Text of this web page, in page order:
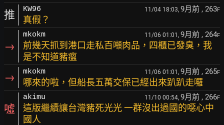
推 KW96 11/04 18:03, 9月前 , 263F
真假？
→
mkokm 11/06 01:01, 9月前 , 264F
前幾天抓到港口走私百噸肉品，四櫃已發臭，我
是不知道豬瘟
→ mkokm 11/06 01:01, 9月前 , 265F
哪來的啦，但船長五萬交保已經出來趴趴走囉
噓
akimu 11/10 00:54, 9月前 , 266F
這版繼續讓台灣豬死光光 一群沒出過國的噁心中
國人